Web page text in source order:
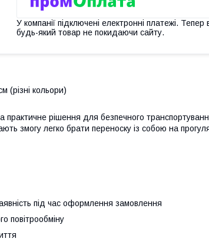
У компанії підключені електронні платежі.
будь-який товар не покидаючи сайту.
(різні кольори)
рішення для безпечного
змогу легко брати переноску із собою на
під час оформлення замовлення
повітрообміну